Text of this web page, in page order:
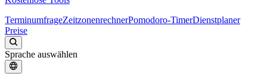
TerminumfrageZeitzonenrechnerPomodoro-TimerDienstplaner
Preise
Sprache auswählen